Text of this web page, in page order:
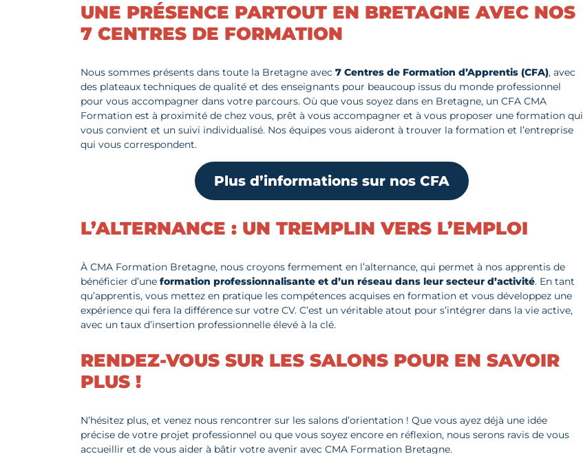
UNE PRÉSENCE PARTOUT EN BRETAGNE AVEC NOS
7 CENTRES DE FORMATION
Nous sommes présents dans toute la Bretagne avec 7 Centres de Formation d’Apprentis (CFA), avec
des plateaux techniques de qualité et des enseignants pour beaucoup issus du monde professionnel
pour vous accompagner dans votre parcours. Où que vous soyez dans en Bretagne, un CFA CMA
Formation est à proximité de chez vous, prêt à vous accompagner et à vous proposer une formation qui
vous convient et un suivi individualisé. Nos équipes vous aideront à trouver la formation et l’entreprise
qui vous correspondent.
Plus d’informations sur nos CFA
L’ALTERNANCE : UN TREMPLIN VERS L’EMPLOI
À CMA Formation Bretagne, nous croyons fermement en l’alternance, qui permet à nos apprentis de
bénéficier d’une formation professionnalisante et d’un réseau dans leur secteur d’activité. En tant
qu’apprentis, vous mettez en pratique les compétences acquises en formation et vous développez une
expérience qui fera la différence sur votre CV. C’est un véritable atout pour s’intégrer dans la vie active,
avec un taux d’insertion professionnelle élevé à la clé.
RENDEZ-VOUS SUR LES SALONS POUR EN SAVOIR
PLUS !
N’hésitez plus, et venez nous rencontrer sur les salons d’orientation ! Que vous ayez déjà une idée
précise de votre projet professionnel ou que vous soyez encore en réflexion, nous serons ravis de vous
accueillir et de vous aider à bâtir votre avenir avec CMA Formation Bretagne.